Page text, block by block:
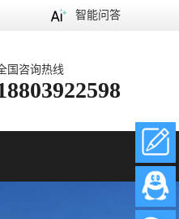
智能问答
国咨询热线